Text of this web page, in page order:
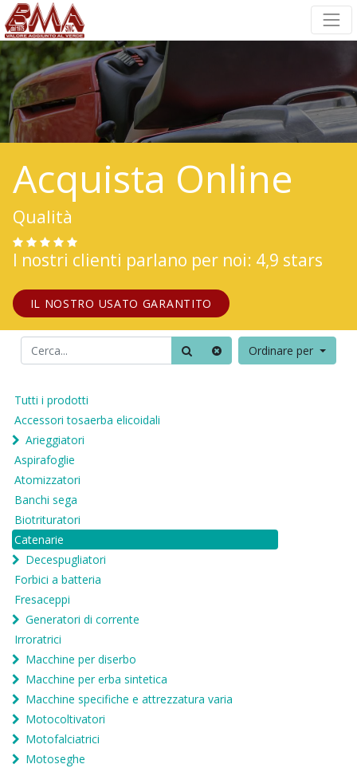
Acquista Online
Qualità
I nostri clienti parlano per noi: 4,9 stars
IL NOSTRO USATO GARANTITO
Ordinare per
Tutti i prodotti
Accessori tosaerba elicoidali
Arieggiatori
Aspirafoglie
Atomizzatori
Banchi sega
Biotrituratori
Catenarie
Decespugliatori
Forbici a batteria
Fresaceppi
Generatori di corrente
Irroratrici
Macchine per diserbo
Macchine per erba sintetica
Macchine specifiche e attrezzatura varia
Motocoltivatori
Motofalciatrici
Motoseghe